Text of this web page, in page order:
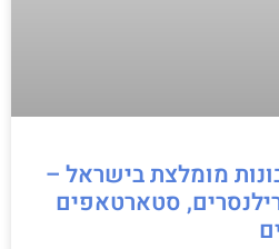
מומלצת בישראל –
סטארטאפים